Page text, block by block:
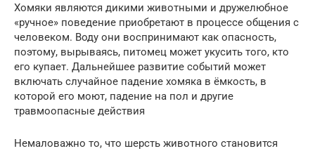
Хомяки являются дикими животными и дружелюбное
«ручное» поведение приобретают в процессе общения с
человеком. Воду они воспринимают как опасность,
поэтому, вырываясь, питомец может укусить того, кто
его купает. Дальнейшее развитие событий может
включать случайное падение хомяка в ёмкость, в
которой его моют, падение на пол и другие
травмоопасные действия
Немаловажно то, что шерсть животного становится